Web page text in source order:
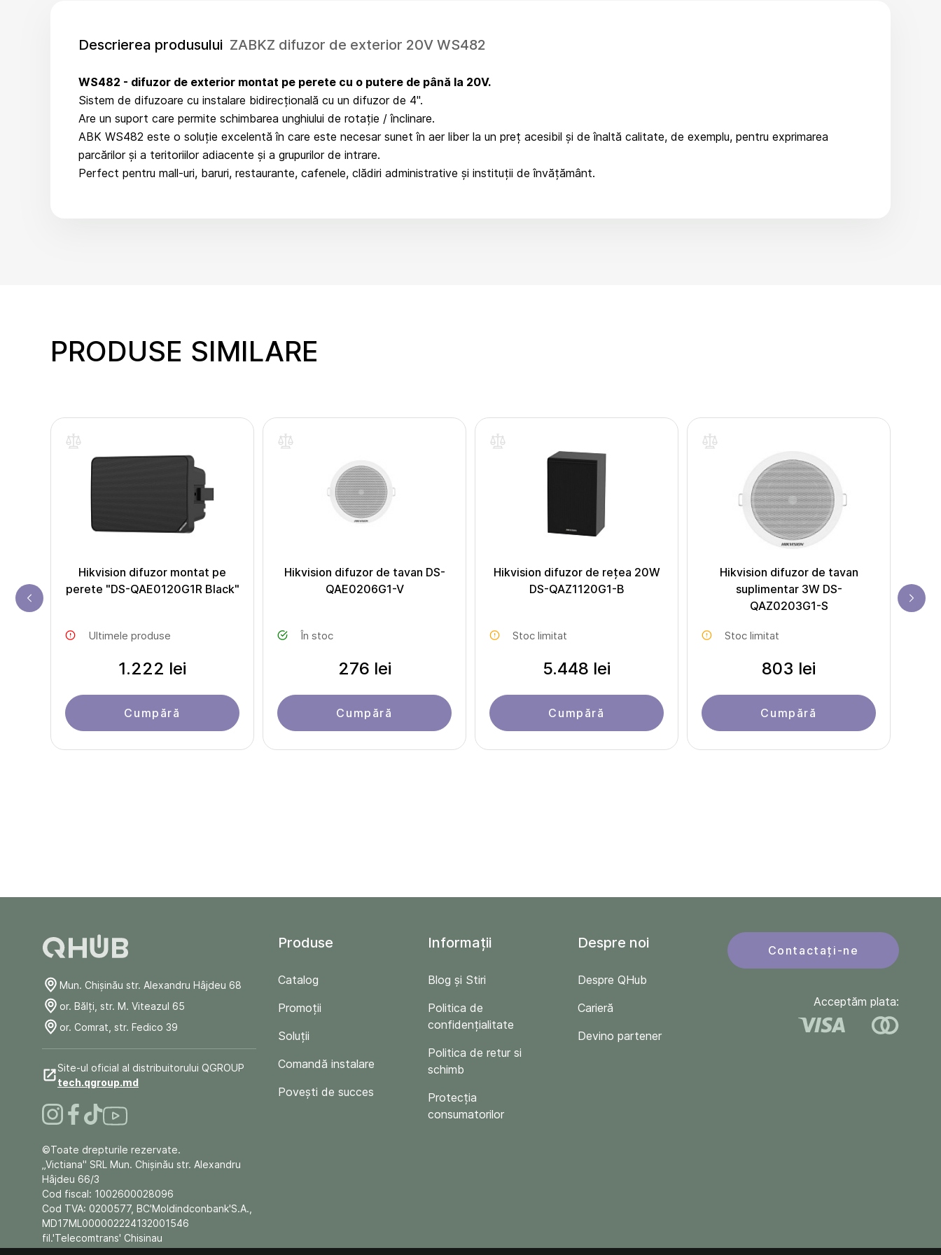
Descrierea produsului ZABKZ difuzor de exterior 20V WS482
WS482 - difuzor de exterior montat pe perete cu o putere de până la 20V.
Sistem de difuzoare cu instalare bidirecțională cu un difuzor de 4".
Are un suport care permite schimbarea unghiului de rotație / înclinare.
ABK WS482 este o soluție excelentă în care este necesar sunet în aer liber la un preț acesibil și de înaltă calitate, de exemplu, pentru exprimarea
parcărilor și a teritoriilor adiacente și a grupurilor de intrare.
Perfect pentru mall-uri, baruri, restaurante, cafenele, clădiri administrative și instituții de învățământ.
PRODUSE SIMILARE
Hikvision difuzor montat pe
perete "DS-QAE0120G1R Black"
Ultimele produse
1.222 lei
Cumpără
Hikvision difuzor de tavan DS-
QAE0206G1-V
În stoc
276 lei
Cumpără
Hikvision difuzor de rețea 20W
DS-QAZ1120G1-B
Stoc limitat
5.448 lei
Cumpără
Hikvision difuzor de tavan
suplimentar 3W DS-
QAZ0203G1-S
Stoc limitat
803 lei
Cumpără
Mun. Chişinău str. Alexandru Hâjdeu 68
or. Bălți, str. M. Viteazul 65
or. Comrat, str. Fedico 39
Site-ul oficial al distribuitorului QGROUP
tech.qgroup.md
©Toate drepturile rezervate.
„Victiana" SRL Mun. Chişinău str. Alexandru
Hâjdeu 66/3
Cod fiscal: 1002600028096
Cod TVA: 0200577, BC'Moldindconbank'S.A.,
MD17ML000002224132001546
fil.'Telecomtrans' Chisinau
Produse
Catalog
Promoții
Soluții
Comandă instalare
Povești de succes
Informații
Blog și Stiri
Politica de
confidențialitate
Politica de retur si
schimb
Protecția
consumatorilor
Despre noi
Despre QHub
Carieră
Devino partener
Contactați-ne
Acceptăm plata: